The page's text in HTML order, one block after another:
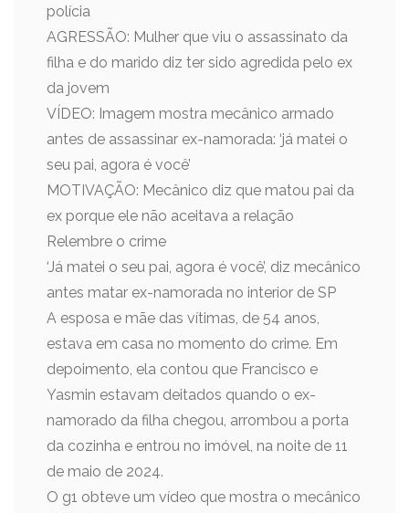
polícia
AGRESSÃO: Mulher que viu o assassinato da
filha e do marido diz ter sido agredida pelo ex
da jovem
VÍDEO: Imagem mostra mecânico armado
antes de assassinar ex-namorada: ‘já matei o
seu pai, agora é você’
MOTIVAÇÃO: Mecânico diz que matou pai da
ex porque ele não aceitava a relação
Relembre o crime
‘Já matei o seu pai, agora é você’, diz mecânico
antes matar ex-namorada no interior de SP
A esposa e mãe das vítimas, de 54 anos,
estava em casa no momento do crime. Em
depoimento, ela contou que Francisco e
Yasmin estavam deitados quando o ex-
namorado da filha chegou, arrombou a porta
da cozinha e entrou no imóvel, na noite de 11
de maio de 2024.
O g1 obteve um vídeo que mostra o mecânico